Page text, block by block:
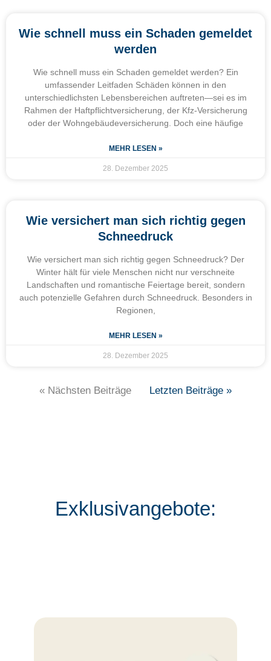
Wie schnell muss ein Schaden gemeldet
werden
Wie schnell muss ein Schaden gemeldet werden? Ein
umfassender Leitfaden Schäden können in den
unterschiedlichsten Lebensbereichen auftreten—sei es im
Rahmen der Haftpflichtversicherung, der Kfz-Versicherung
oder der Wohngebäudeversicherung. Doch eine häufige
MEHR LESEN »
28. Dezember 2025
Wie versichert man sich richtig gegen
Schneedruck
Wie versichert man sich richtig gegen Schneedruck? Der
Winter hält für viele Menschen nicht nur verschneite
Landschaften und romantische Feiertage bereit, sondern
auch potenzielle Gefahren durch Schneedruck. Besonders in
Regionen,
MEHR LESEN »
28. Dezember 2025
« Nächsten Beiträge Letzten Beiträge »
Exklusivangebote: